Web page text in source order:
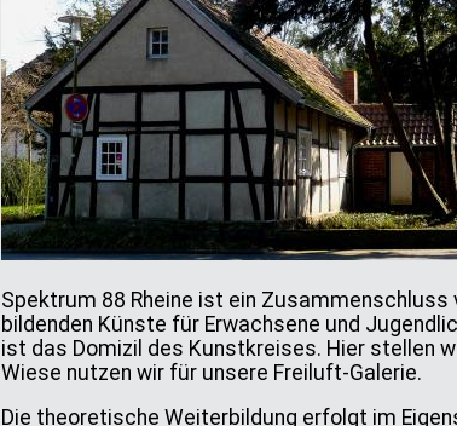
Spektrum 88 Rheine ist ein
bildenden Künste für Erwachsene und
ist das Domizil des Kunstkreises. Hier stellen
Wiese nutzen wir für unsere Freiluft-Galerie.
Die theoretische Weiterbildung erfolgt im